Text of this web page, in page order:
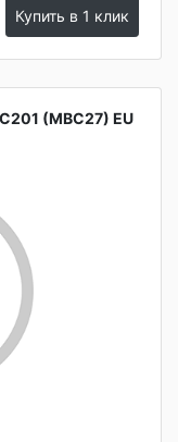
Купить в 1 клик
(MBC27) EU